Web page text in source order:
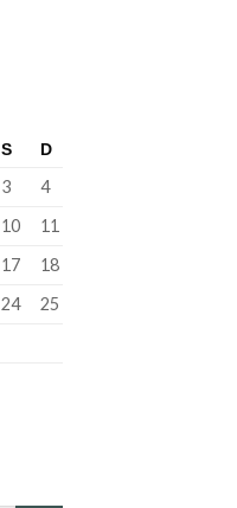
territoire
Brest
S D
3
4
10
11
17
18
24
25